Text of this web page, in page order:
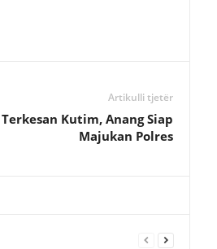
Artikulli tjetër
Terkesan Kutim, Anang Siap
Majukan Polres